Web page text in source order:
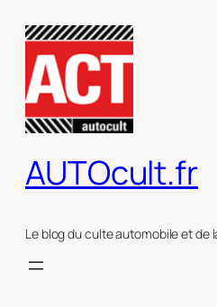
contenu
AUTOcult.fr
Le blog du culte automobile et de